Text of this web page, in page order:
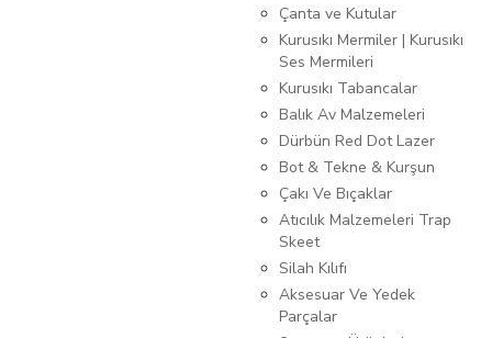
Çanta ve Kutular
Kurusıkı Mermiler | Kurusıkı
Ses Mermileri
Kurusıkı Tabancalar
Balık Av Malzemeleri
Dürbün Red Dot Lazer
Bot & Tekne & Kurşun
Çakı Ve Bıçaklar
Atıcılık Malzemeleri Trap
Skeet
Silah Kılıfı
Aksesuar Ve Yedek
Parçalar